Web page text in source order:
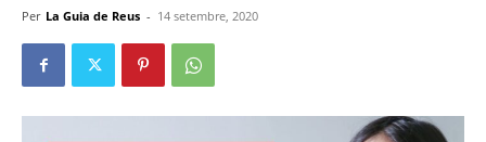
Per La Guia de Reus - 14 setembre, 2020